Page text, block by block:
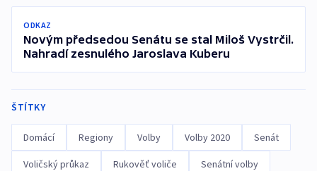
ODKAZ
Novým předsedou Senátu se stal Miloš Vystrčil.
Nahradí zesnulého Jaroslava Kuberu
ŠTÍTKY
Domácí Regiony Volby Volby 2020 Senát
Voličský průkaz Rukověť voliče Senátní volby